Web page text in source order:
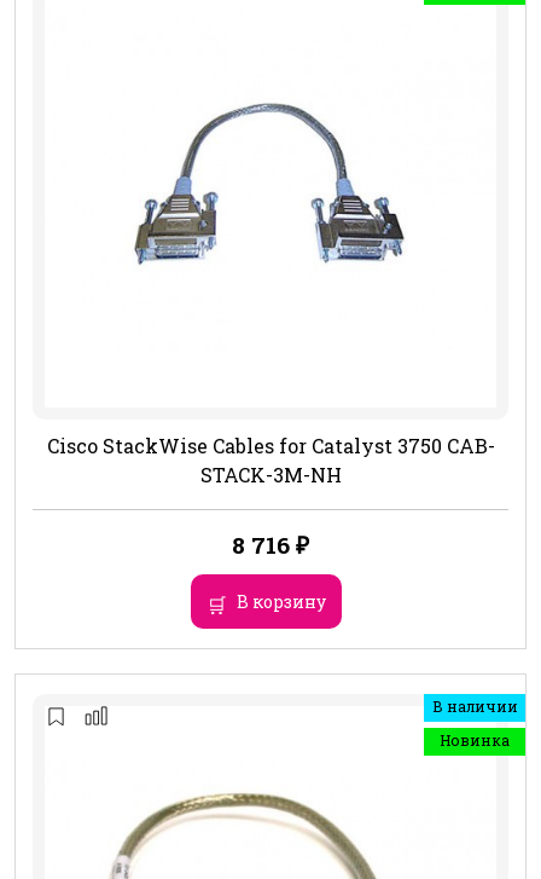
Cisco StackWise Cables for Catalyst 3750 CAB-
STACK-3M-NH
8 716 ₽
В корзину
В наличии
Новинка